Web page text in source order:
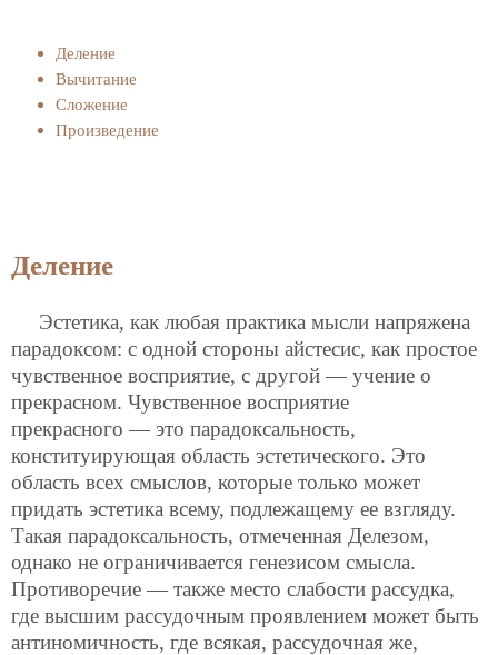
Деление
Вычитание
Сложение
Произведение
Деление
Эстетика, как любая практика мысли напряжена
парадоксом: с одной стороны айстесис, как простое
чувственное восприятие, с другой — учение о
прекрасном. Чувственное восприятие
прекрасного — это парадоксальность,
конституирующая область эстетического. Это
область всех смыслов, которые только может
придать эстетика всему, подлежащему ее взгляду.
Такая парадоксальность, отмеченная Делезом,
однако не ограничивается генезисом смысла.
Противоречие — также место слабости рассудка,
где высшим рассудочным проявлением может быть
антиномичность, где всякая, рассудочная же,